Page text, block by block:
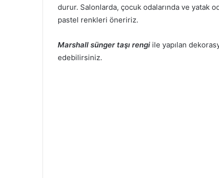
durur. Salonlarda, çocuk odalarında ve yatak
pastel renkleri öneririz.
Marshall sünger taşı rengi ile yapılan
edebilirsiniz.